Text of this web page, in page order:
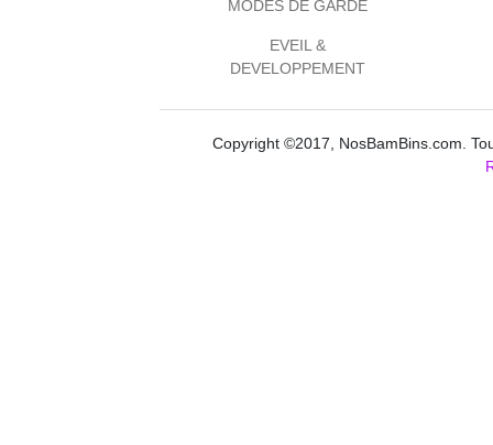
MODES DE GARDE
EVEIL &
DEVELOPPEMENT
Copyright ©2017, NosBamBins.com.